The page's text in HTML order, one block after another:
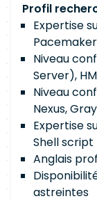
Profil
Expertise
Niveau
Server),
Niveau
Nexus,
Expertise
Shell script
Anglais
astreintes